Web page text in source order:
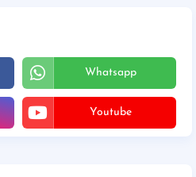
Whatsapp
Youtube